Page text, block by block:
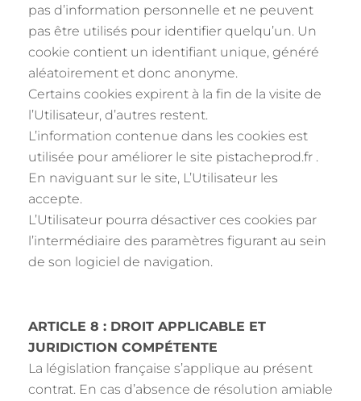
pas d’information personnelle et ne peuvent
pas être utilisés pour identifier quelqu’un. Un
cookie contient un identifiant unique, généré
aléatoirement et donc anonyme.
Certains cookies expirent à la fin de la visite de
l’Utilisateur, d’autres restent.
L’information contenue dans les cookies est
utilisée pour améliorer le site pistacheprod.fr .
En naviguant sur le site, L’Utilisateur les
accepte.
L’Utilisateur pourra désactiver ces cookies par
l’intermédiaire des paramètres figurant au sein
de son logiciel de navigation.
ARTICLE 8 : DROIT APPLICABLE ET
JURIDICTION COMPÉTENTE
La législation française s’applique au présent
contrat. En cas d’absence de résolution amiable